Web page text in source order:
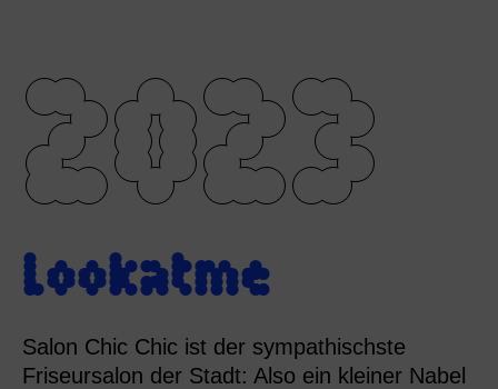
2023
Lookatme
Salon Chic Chic ist der sympathischste
Friseursalon der Stadt: Also ein kleiner Nabel